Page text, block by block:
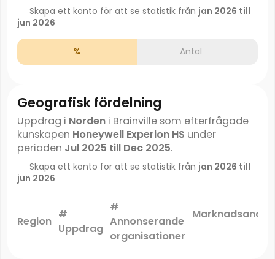
Skapa ett konto för att se statistik från jan 2026 till
jun 2026
% Antal
Geografisk fördelning
Uppdrag i Nordeni Brainville som efterfrågade
kunskapen Honeywell Experion HS under
perioden Jul 2025 till Dec 2025.
Skapa ett konto för att se statistik från jan 2026 till
jun 2026
Region
#
Uppdrag
#
Annonserande
organisationer
Marknadsandel